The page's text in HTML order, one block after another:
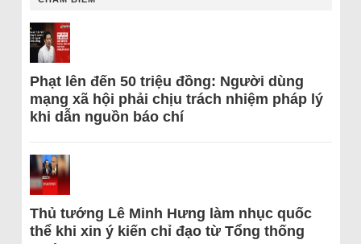
Phạt lên đến 50 triệu đồng: Người dùng
mạng xã hội phải chịu trách nhiệm pháp lý
khi dẫn nguồn báo chí
Thủ tướng Lê Minh Hưng làm nhục quốc
thể khi xin ý kiến chỉ đạo từ Tổng thống